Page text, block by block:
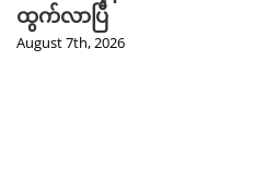
ထွက်လာပြီ
August 7th, 2026